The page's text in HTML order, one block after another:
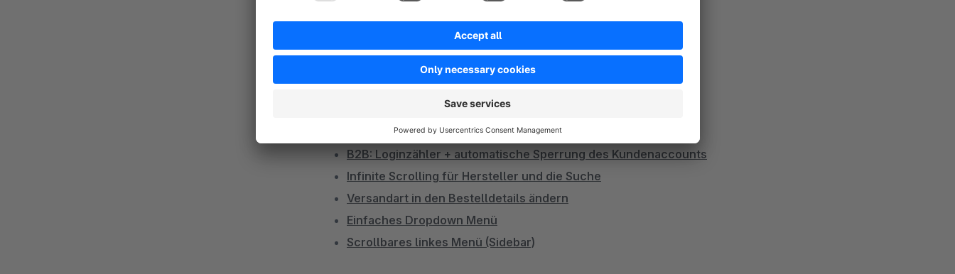
Manuelle Artikelsortierung in Kategorien
SEO-URLs überarbeiten und anpassen
Teildokumente erstellen
SEO Such und Filter Landingpages
0€ Artikel und Varianten
Statistik: Artikelbestellungen pro Kunde
B2B: Loginzähler + automatische Sperrung des Kundenaccounts
Infinite Scrolling für Hersteller und die Suche
Versandart in den Bestelldetails ändern
Einfaches Dropdown Menü
Scrollbares linkes Menü (Sidebar)